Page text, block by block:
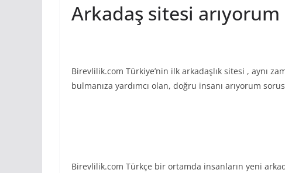
Arkadaş sitesi
Birevlilik.com Türkiye’nin ilk arkadaşlık sitesi , aynı
bulmanıza yardımcı olan, doğru insanı arıyorum
Birevlilik.com Türkçe bir ortamda insanların yeni